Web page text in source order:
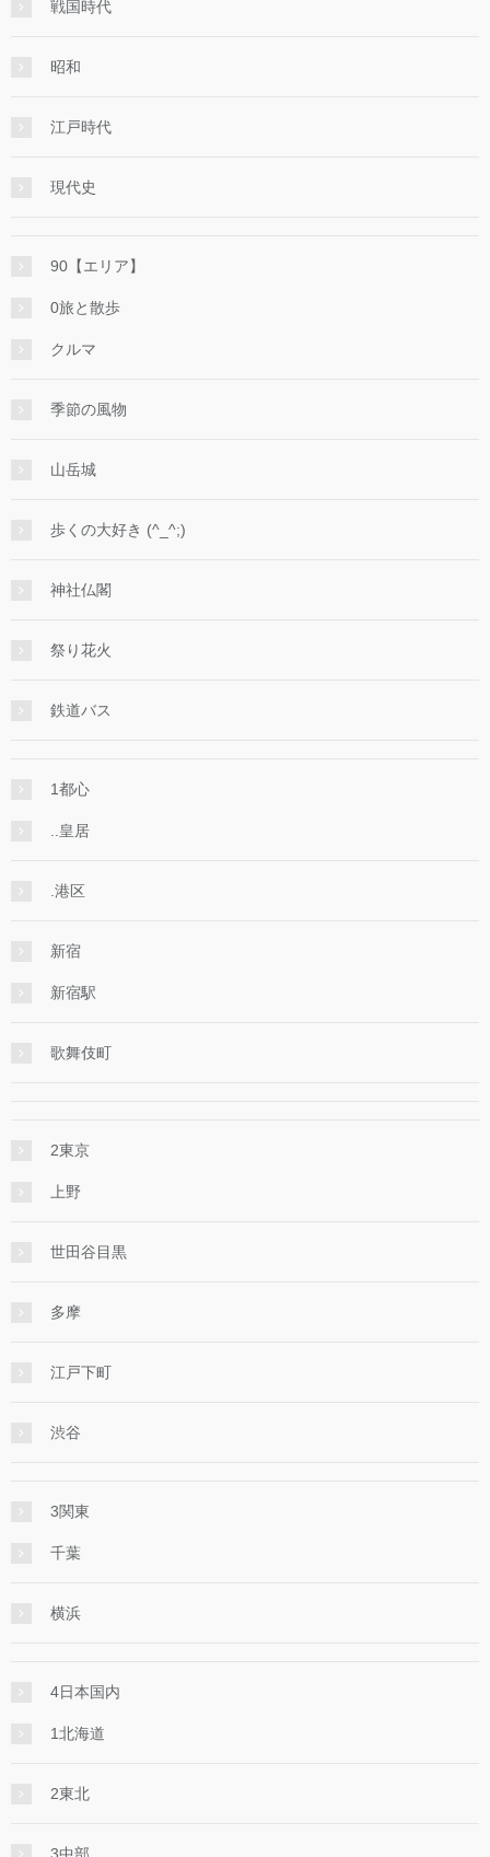
戦国時代
昭和
江戸時代
現代史
90【エリア】
0旅と散歩
クルマ
季節の風物
山岳城
歩くの大好き (^_^;)
神社仏閣
祭り花火
鉄道バス
1都心
..皇居
.港区
新宿
新宿駅
歌舞伎町
2東京
上野
世田谷目黒
多摩
江戸下町
渋谷
3関東
千葉
横浜
4日本国内
1北海道
2東北